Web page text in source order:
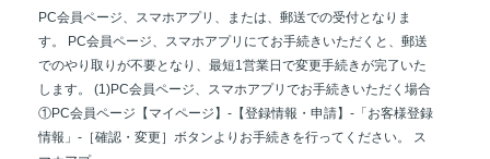
PC会員ページ、スマホアプリ、または、郵送での受付となりま
す。 PC会員ページ、スマホアプリにてお手続きいただくと、郵送
でのやり取りが不要となり、最短1営業日で変更手続きが完了いた
します。 (1)PC会員ページ、スマホアプリでお手続きいただく場合
①PC会員ページ【マイページ】-【登録情報・申請】-「お客様登録
情報」-［確認・変更］ボタンよりお手続きを行ってください。 ス